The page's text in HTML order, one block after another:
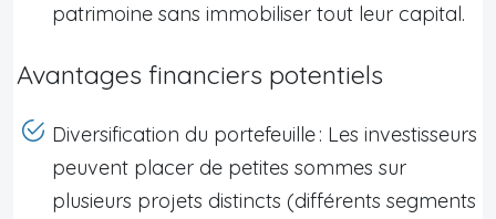
patrimoine sans immobiliser tout leur capital.
Avantages financiers potentiels
Diversification du portefeuille : Les investisseurs
peuvent placer de petites sommes sur
plusieurs projets distincts (différents segments